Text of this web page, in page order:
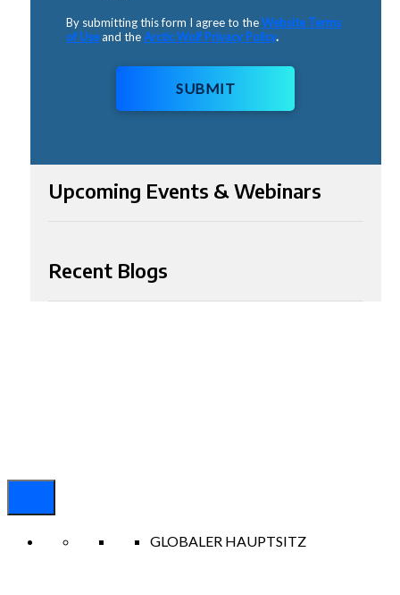
By submitting this form I agree to theWebsite Terms
of Useand theArctic Wolf Privacy Policy.
SUBMIT
Upcoming Events & Webinars
Recent Blogs
GLOBALER HAUPTSITZ